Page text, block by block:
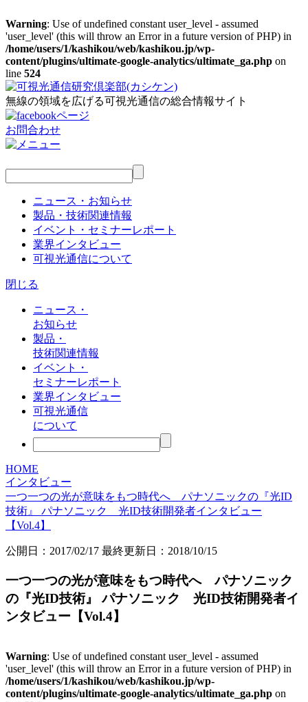
Warning: Use of undefined constant user_level - assumed
'user_level' (this will throw an Error in a future version of PHP) in
/home/users/1/kashikou/web/kashikou.jp/wp-
content/plugins/ultimate-google-analytics/ultimate_ga.php on
line 524
無線の領域を広げる可視光通信の総合情報サイト
お問合わせ
ニュース・お知らせ
製品・技術関連情報
イベント・セミナーレポート
業界インタビュー
可視光通信について
閉じる
ニュース・
お知らせ
製品・
技術関連情報
イベント・
セミナーレポート
業界インタビュー
可視光通信
について
HOME
インタビュー
一つ一つの光が意味をもつ時代へ パナソニックの『光ID
技術』 パナソニック 光ID技術開発者インタビュー
【Vol.4】
公開日： 2017/02/17 最終更新日：2018/10/15
一つ一つの光が意味をもつ時代へ パナソニック
の『光ID技術』 パナソニック 光ID技術開発者イ
ンタビュー【Vol.4】
Warning: Use of undefined constant user_level - assumed
'user_level' (this will throw an Error in a future version of PHP) in
/home/users/1/kashikou/web/kashikou.jp/wp-
content/plugins/ultimate-google-analytics/ultimate_ga.php on